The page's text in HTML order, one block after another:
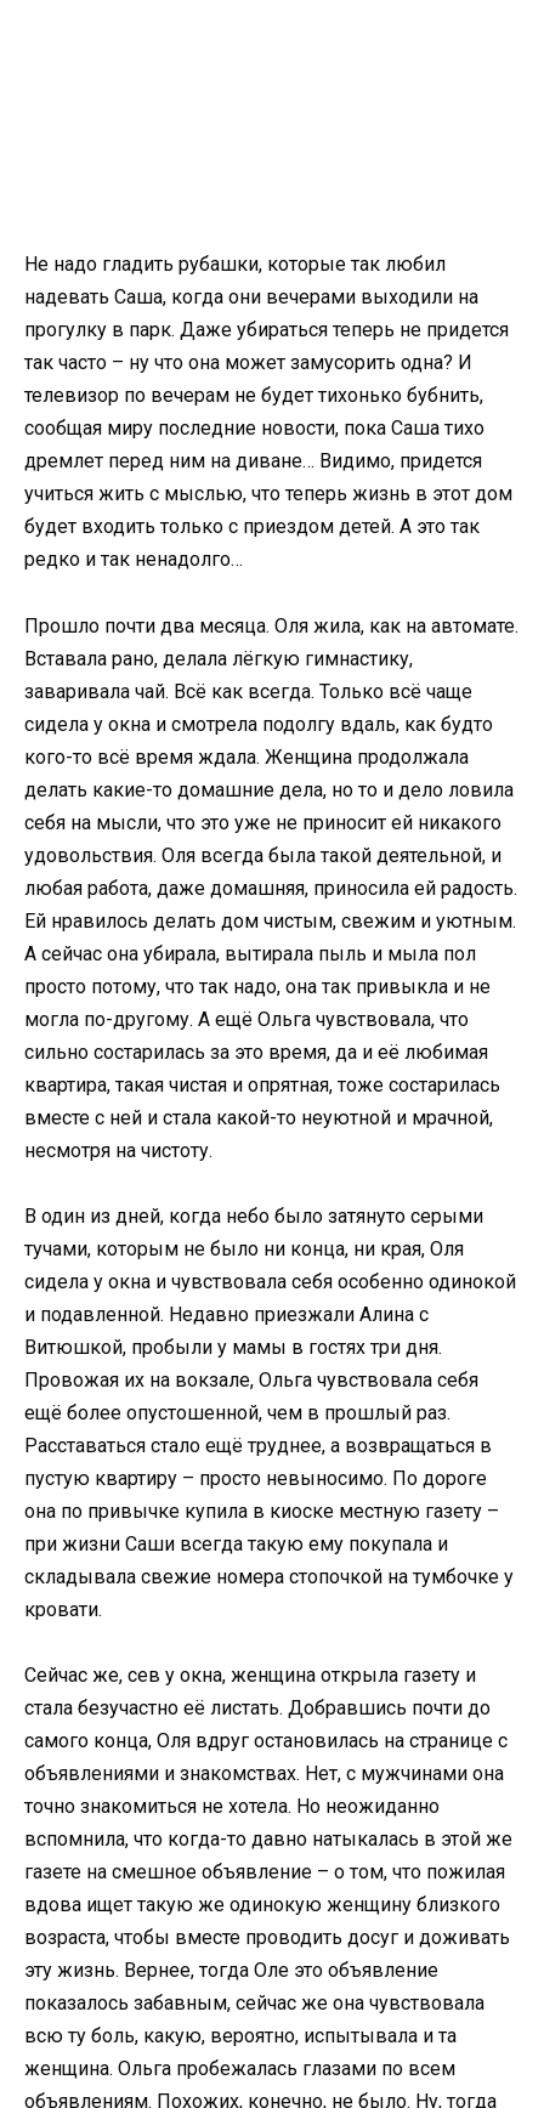
Не надо гладить рубашки, которые так любил
надевать Саша, когда они вечерами выходили на
прогулку в парк. Даже убираться теперь не придется
так часто – ну что она может замусорить одна? И
телевизор по вечерам не будет тихонько бубнить,
сообщая миру последние новости, пока Саша тихо
дремлет перед ним на диване… Видимо, придется
учиться жить с мыслью, что теперь жизнь в этот дом
будет входить только с приездом детей. А это так
редко и так ненадолго…
Прошло почти два месяца. Оля жила, как на автомате.
Вставала рано, делала лёгкую гимнастику,
заваривала чай. Всё как всегда. Только всё чаще
сидела у окна и смотрела подолгу вдаль, как будто
кого-то всё время ждала. Женщина продолжала
делать какие-то домашние дела, но то и дело ловила
себя на мысли, что это уже не приносит ей никакого
удовольствия. Оля всегда была такой деятельной, и
любая работа, даже домашняя, приносила ей радость.
Ей нравилось делать дом чистым, свежим и уютным.
А сейчас она убирала, вытирала пыль и мыла пол
просто потому, что так надо, она так привыкла и не
могла по-другому. А ещё Ольга чувствовала, что
сильно состарилась за это время, да и её любимая
квартира, такая чистая и опрятная, тоже состарилась
вместе с ней и стала какой-то неуютной и мрачной,
несмотря на чистоту.
В один из дней, когда небо было затянуто серыми
тучами, которым не было ни конца, ни края, Оля
сидела у окна и чувствовала себя особенно одинокой
и подавленной. Недавно приезжали Алина с
Витюшкой, пробыли у мамы в гостях три дня.
Провожая их на вокзале, Ольга чувствовала себя
ещё более опустошенной, чем в прошлый раз.
Расставаться стало ещё труднее, а возвращаться в
пустую квартиру – просто невыносимо. По дороге
она по привычке купила в киоске местную газету –
при жизни Саши всегда такую ему покупала и
складывала свежие номера стопочкой на тумбочке у
кровати.
Сейчас же, сев у окна, женщина открыла газету и
стала безучастно её листать. Добравшись почти до
самого конца, Оля вдруг остановилась на странице с
объявлениями и знакомствах. Нет, с мужчинами она
точно знакомиться не хотела. Но неожиданно
вспомнила, что когда-то давно натыкалась в этой же
газете на смешное объявление – о том, что пожилая
вдова ищет такую же одинокую женщину близкого
возраста, чтобы вместе проводить досуг и доживать
эту жизнь. Вернее, тогда Оле это объявление
показалось забавным, сейчас же она чувствовала
всю ту боль, какую, вероятно, испытывала и та
женщина. Ольга пробежалась глазами по всем
объявлениям. Похожих, конечно, не было. Ну, тогда